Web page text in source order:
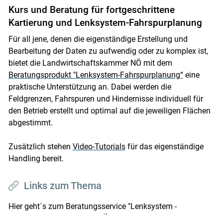
Kurs und Beratung für fortgeschrittene
Kartierung und Lenksystem-Fahrspurplanung
Für all jene, denen die eigenständige Erstellung und
Bearbeitung der Daten zu aufwendig oder zu komplex ist,
bietet die Landwirtschaftskammer NÖ mit dem
Beratungsprodukt "Lenksystem-Fahrspurplanung“eine
praktische Unterstützung an. Dabei werden die
Feldgrenzen, Fahrspuren und Hindernisse individuell für
den Betrieb erstellt und optimal auf die jeweiligen Flächen
abgestimmt.
Zusätzlich stehen Video-Tutorialsfür das eigenständige
Handling bereit.
Links zum Thema
Hier geht´s zum Beratungsservice "Lenksystem -